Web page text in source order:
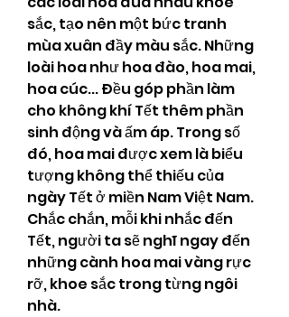
sắc, tạo nên một bức tranh
mùa xuân đầy màu sắc. Những
loài hoa như hoa đào, hoa mai,
hoa cúc... Đều góp phần làm
cho không khí Tết thêm phần
sinh động và ấm áp. Trong số
đó, hoa mai được xem là biểu
tượng không thể thiếu của
ngày Tết ở miền Nam Việt Nam.
Chắc chắn, mỗi khi nhắc đến
Tết, người ta sẽ nghĩ ngay đến
những cành hoa mai vàng rực
rỡ, khoe sắc trong từng ngôi
nhà.